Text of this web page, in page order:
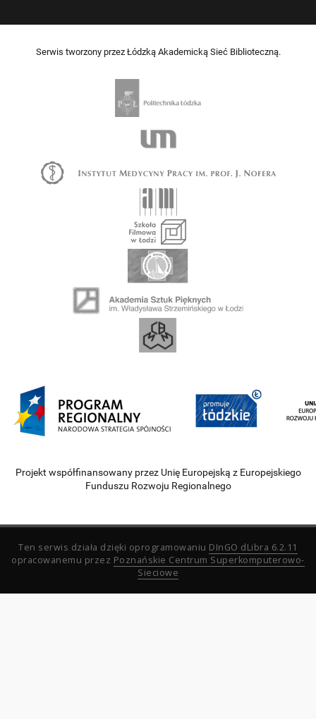
Serwis tworzony przez Łódzką Akademicką Sieć Biblioteczną.
Projekt współfinansowany przez Unię Europejską z Europejskiego
Funduszu Rozwoju Regionalnego
Ten serwis działa dzięki oprogramowaniu DInGO dLibra 6.2.11
opracowanemu przez Poznańskie Centrum Superkomputerowo-
Sieciowe